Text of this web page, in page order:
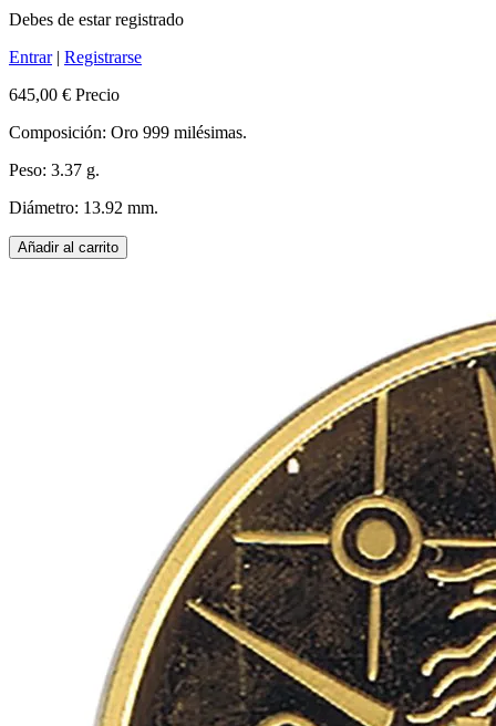
Debes de estar registrado
Entrar| Registrarse
645,00 € Precio
Composición: Oro 999 milésimas.
Peso: 3.37 g.
Diámetro: 13.92 mm.
Añadir al carrito